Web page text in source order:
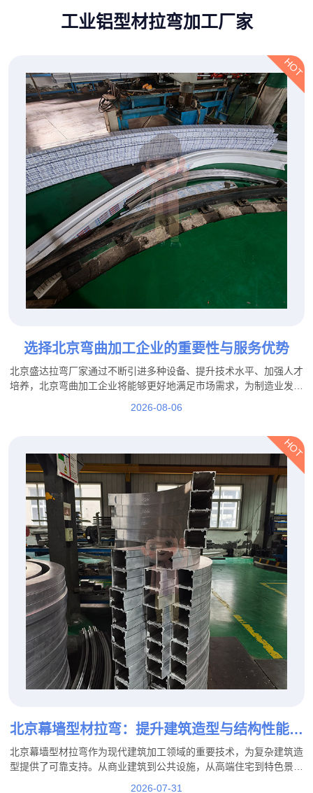
工业铝型材拉弯加工厂家
HOT
选择北京弯曲加工企业的重要性与服务优势
北京盛达拉弯厂家通过不断引进多种设备、提升技术水平、加强人才
培养，北京弯曲加工企业将能够更好地满足市场需求，为制造业发展
2026-08-06
HOT
北京幕墙型材拉弯：提升建筑造型与结构性能的
重要加工工艺
北京幕墙型材拉弯作为现代建筑加工领域的重要技术，为复杂建筑造
型提供了可靠支持。从商业建筑到公共设施，从高端住宅到特色景观
2026-07-31